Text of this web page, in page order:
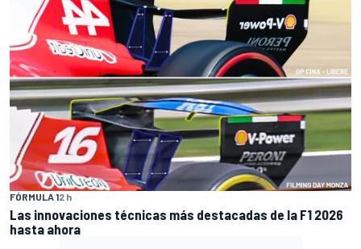
FÓRMULA 12 h
Las innovaciones técnicas más destacadas de la F1 2026
hasta ahora